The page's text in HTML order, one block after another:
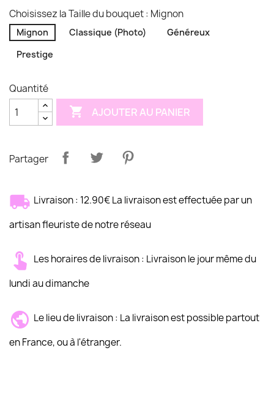
Choisissez la Taille du bouquet : Mignon
Mignon Classique (Photo)
Généreux
Prestige
Quantité
 AJOUTER AU PANIER
Partager
Livraison : 12.90€ La livraison est effectuée par un
artisan fleuriste de notre réseau
Les horaires de livraison : Livraison le jour même du
lundi au dimanche
Le lieu de livraison : La livraison est possible partout
en France, ou à l'étranger.